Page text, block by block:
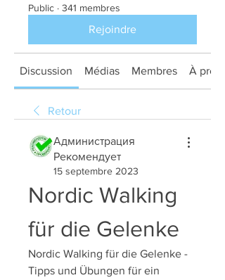
Public · 341 membres
Rejoindre
Discussion Médias Membres À
Retour
Администрация
Рекомендует
15 septembre 2023
Nordic Walking
für die Gelenke
Nordic Walking für die Gelenke -
Tipps und Übungen für ein